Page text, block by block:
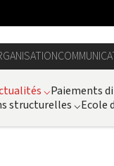
⌵Paiements
structurelles ⌵Ecole